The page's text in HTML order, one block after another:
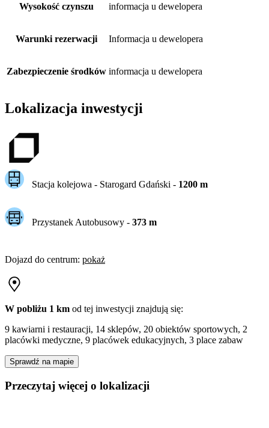
Wysokość czynszu informacja u dewelopera
Warunki rezerwacji Informacja u dewelopera
Zabezpieczenie środków informacja u dewelopera
Lokalizacja inwestycji
Stacja kolejowa - Starogard Gdański - 1200m
Przystanek Autobusowy - 373m
Dojazd do centrum: pokaż
W pobliżu 1 km od tej inwestycji znajdują się:
9 kawiarni i restauracji, 14 sklepów, 20 obiektów sportowych, 2
placówki medyczne, 9 placówek edukacyjnych, 3 place zabaw
Sprawdź na mapie
Przeczytaj więcej o lokalizacji